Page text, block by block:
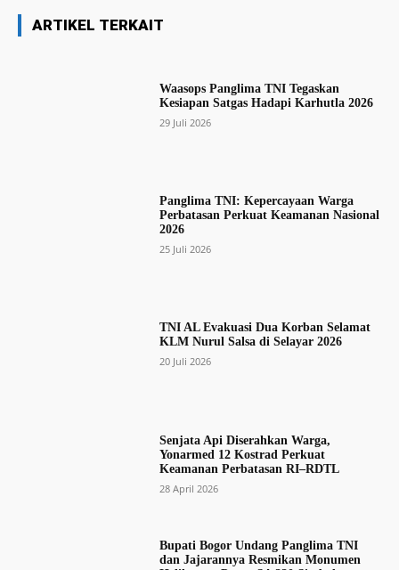
ARTIKEL TERKAIT
Waasops Panglima TNI Tegaskan
Kesiapan Satgas Hadapi Karhutla 2026
29 Juli 2026
Panglima TNI: Kepercayaan Warga
Perbatasan Perkuat Keamanan Nasional
2026
25 Juli 2026
TNI AL Evakuasi Dua Korban Selamat
KLM Nurul Salsa di Selayar 2026
20 Juli 2026
Senjata Api Diserahkan Warga,
Yonarmed 12 Kostrad Perkuat
Keamanan Perbatasan RI–RDTL
28 April 2026
Bupati Bogor Undang Panglima TNI
dan Jajarannya Resmikan Monumen